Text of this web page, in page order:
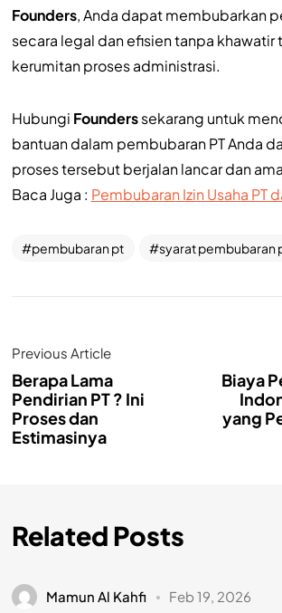
Founders, Anda dapat membubarkan
secara legal dan efisien tanpa khawatir
kerumitan proses administrasi.
Hubungi Founderssekarang untuk
bantuan dalam pembubaran PT Anda
proses tersebut berjalan lancar dan
Baca Juga : Pembubaran Izin Usaha PT
pembubaran pt syarat pembubaran
Previous Article
Berapa Lama
Pendirian PT ? Ini
Proses dan
Estimasinya
Biaya
yang
Related Posts
Mamun Al Kahfi Feb 19, 2026